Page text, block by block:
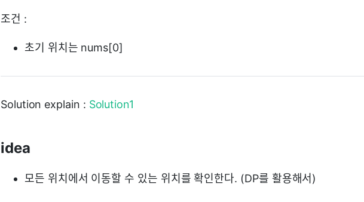
조건 :
초기 위치는 nums[0]
Solution explain : Solution1
idea
모든 위치에서 이동할 수 있는 위치를 확인한다. (DP를 활용해서)